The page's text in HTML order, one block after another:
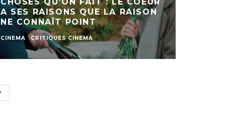
A SES RAISONS QUE LA RAISON
NE CONNAÎT POINT
CINEMA CRITIQUES CINEMA